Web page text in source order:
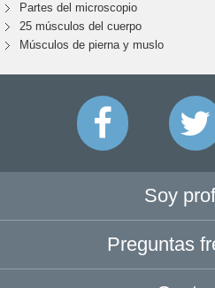
Partes del microscopio
25 músculos del cuerpo
Músculos de pierna y muslo
Soy
Preguntas